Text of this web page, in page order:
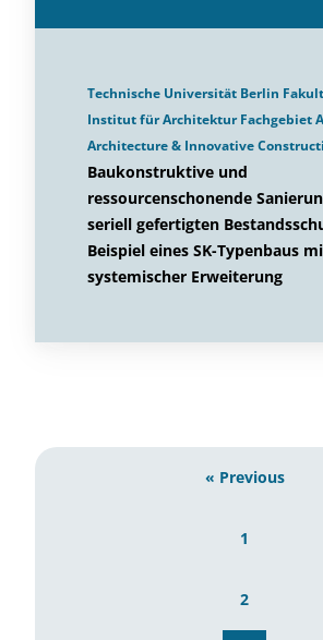
Technische Universität Berlin
Institut für Architektur Fachgebiet
Architecture & Innovative
Baukonstruktive und
ressourcenschonende
seriell gefertigten
Beispiel eines SK-Typenbaus
systemischer Erweiterung
« Previous
1
2